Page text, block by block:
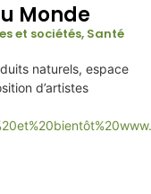
Monde
et sociétés, Santé
naturels, espace
d’artistes